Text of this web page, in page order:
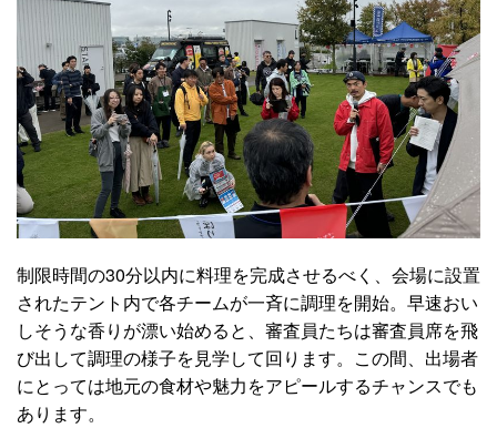
制限時間の30分以内に料理を完成させるべく、会場に設置
されたテント内で各チームが一斉に調理を開始。早速おい
しそうな香りが漂い始めると、審査員たちは審査員席を飛
び出して調理の様子を見学して回ります。この間、出場者
にとっては地元の食材や魅力をアピールするチャンスでも
あります。